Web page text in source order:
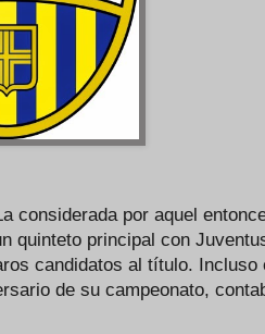
considerada por aquel
quinteto principal con
candidatos al título. Incluso
de su campeonato,